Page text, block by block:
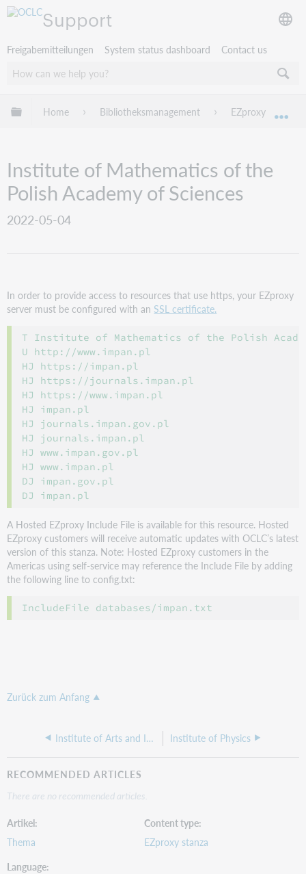
Support
Freigabemitteilungen System status dashboard Contact us
Globale Hierarchie expandieren/verbergen
Home Bibliotheksmanagement EZproxy
Institute of Mathematics of the
Polish Academy of Sciences
2022-05-04
In order to provide access to resources that use https, your EZproxy
server must be configured with an SSL certificate.
T Institute of Mathematics of the Polish
U http://www.impan.pl
HJ https://impan.pl
HJ https://journals.impan.pl
HJ https://www.impan.pl
HJ impan.pl
HJ journals.impan.gov.pl
HJ journals.impan.pl
HJ www.impan.gov.pl
HJ www.impan.pl
DJ impan.gov.pl
A Hosted EZproxy Include File is available for this resource. Hosted
EZproxy customers will receive automatic updates with OCLC’s latest
version of this stanza. Note: Hosted EZproxy customers in the
Americas using self-service may reference the Include File by adding
the following line to config.txt:
Zurück zum Anfang
Institute of Arts and Ideas Institute of Physics
RECOMMENDED ARTICLES
There are no recommended articles.
Artikel
Thema
Content type
EZproxy stanza
Language